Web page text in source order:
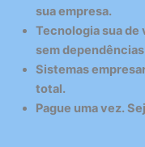
sua empresa.
Tecnologia sua de
sem
Sistemas
total.
Pague uma vez.